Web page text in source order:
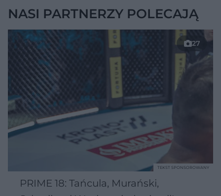
NASI PARTNERZY POLECAJĄ
27
PRIME 18: Tańcula, Murański,
TEKST SPONSOROWANY